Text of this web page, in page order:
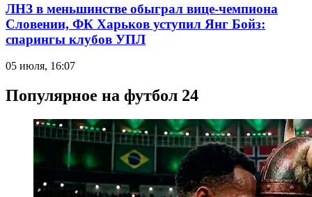
ЛНЗ в меньшинстве обыграл вице-чемпиона
Словении, ФК Харьков уступил Янг Бойз:
спарингы клубов УПЛ
05 июля, 16:07
Популярное на футбол 24